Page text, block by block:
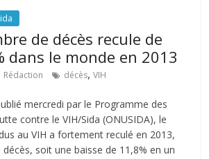
de décès recule de
dans le monde en 2013
Rédaction décès,VIH
mercredi par le Programme des
contre le VIH/Sida (ONUSIDA), le
au VIH a fortement reculé en 2013,
soit une baisse de 11,8% en un